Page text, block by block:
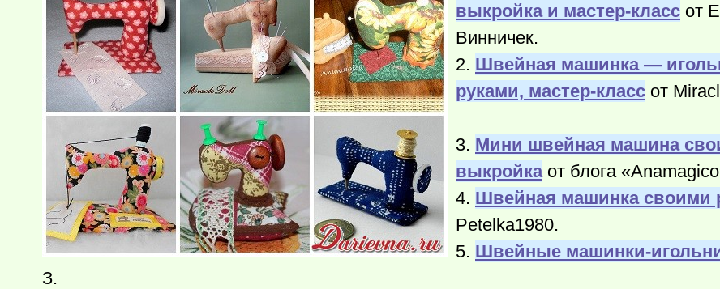
выкройка и мастер-класс от
Винничек.
2. Швейная машинка —
руками, мастер-класс от
3. Мини швейная машина
выкройкаот блога
4. Швейная машинка своими
Petelka1980.
5. Швейные машинки-
З.